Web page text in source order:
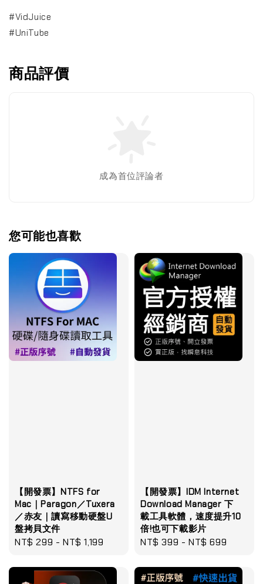
#VidJuice
#UniTube
商品評價
成為首位評論者
您可能也喜歡
【開發票】NTFS for
Mac｜Paragon／Tuxera
／赤友｜讀寫移動硬盤U
盤拷貝文件
Regular
NT$ 299 -NT$ 1,199
【開發票】IDM Internet
Download Manager 下
載工具軟體，速度提升10
倍!也可下載影片
Regular
NT$ 399 -NT$ 699